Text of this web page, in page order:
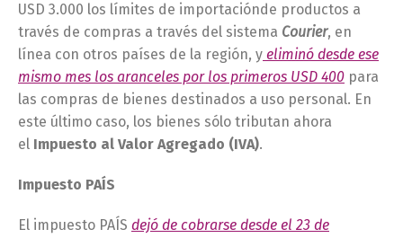
USD 3.000 los límites de importaciónde productos a
través de compras a través del sistema Courier, en
línea con otros países de la región, y eliminó desde ese
mismo mes los aranceles por los primeros USD 400 para
las compras de bienes destinados a uso personal. En
este último caso, los bienes sólo tributan ahora
el Impuesto al Valor Agregado (IVA).
Impuesto PAÍS
El impuesto PAÍS dejó de cobrarse desde el 23 de